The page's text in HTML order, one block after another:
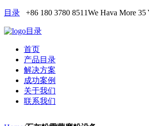
目录 +86 180 3780 8511We Hava More 35
目录
首页
产品目录
解决方案
成功案例
关于我们
联系我们